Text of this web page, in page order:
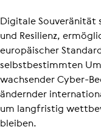
Digitale
und Resilienz,
europäischer
selbst­be­stimmten
wachsender Cyber-
ändernder
um langfristig
bleiben.